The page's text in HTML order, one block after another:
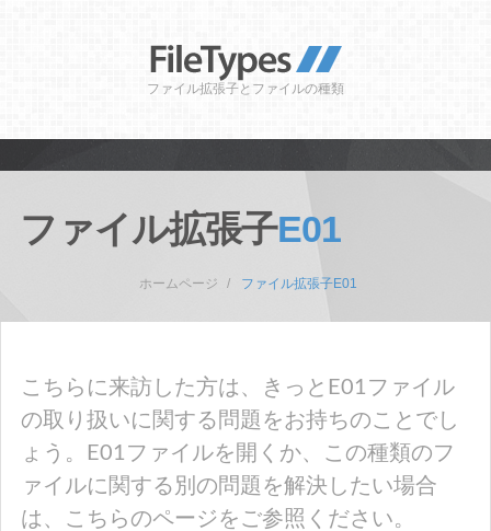
ファイル拡張子とファイルの種類
ファイル拡張子E01
ホームページ ファイル拡張子E01
こちらに来訪した方は、きっとE01ファイル
の取り扱いに関する問題をお持ちのことでし
ょう。E01ファイルを開くか、この種類のフ
ァイルに関する別の問題を解決したい場合
は、こちらのページをご参照ください。